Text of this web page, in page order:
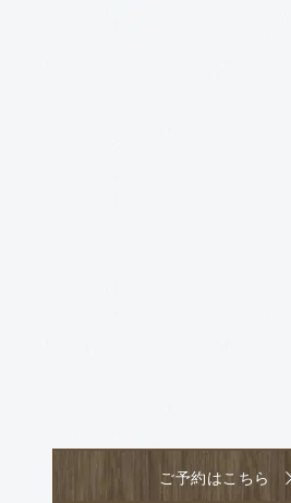
ご予約はこちら